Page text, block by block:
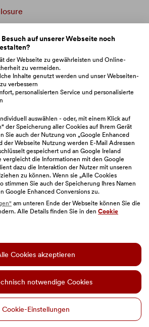
Cookie-Einstellungen
© BAWAG
enthält KI-generierte Bilder.
auf unserer Webseite noch
der Webseite zu gewährleisten und Online-
zu vermeiden.
Inhalte genutzt werden und unser Webseiten-
verbessern
personalisierten Service und personalisierte
auswählen - oder, mit einem Klick auf
der Speicherung aller Cookies auf Ihrem Gerät
Sie auch der Nutzung von „Google Enhanced
der Webseite Nutzung werden E-Mail Adressen
gespeichert und an Google Ireland
vergleicht die Informationen mit den Google
dazu die Interaktion der Nutzer mit unseren
zu können. Wenn sie „Alle Cookies
stimmen Sie auch der Speicherung Ihres Namen
Google Enhanced Conversions zu.
am unteren Ende der Webseite können Sie die
Alle Details finden Sie in den Cookie
Cookies akzeptieren
notwendige Cookies
Cookie-Einstellungen